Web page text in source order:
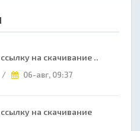
на скачивание ..
/ 06-авг, 09:37
на скачивание